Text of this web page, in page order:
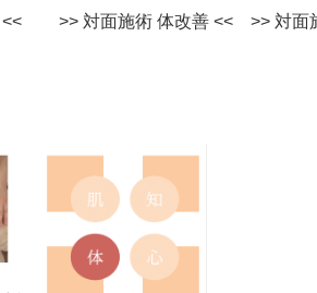
>> 遠隔施術 << >> 対面施術 体改善 <<